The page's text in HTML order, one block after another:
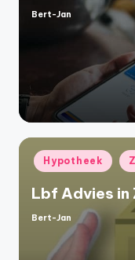
Geplaatst
Bert-Jan
Geplaatst
in
Hypotheek
Lbf Advies
Geplaatst
Bert-Jan